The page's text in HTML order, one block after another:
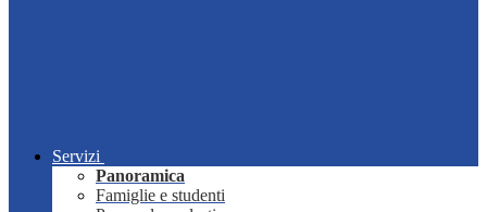
Servizi
Panoramica
Famiglie e studenti